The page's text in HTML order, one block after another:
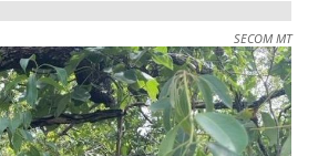
SECOM MT